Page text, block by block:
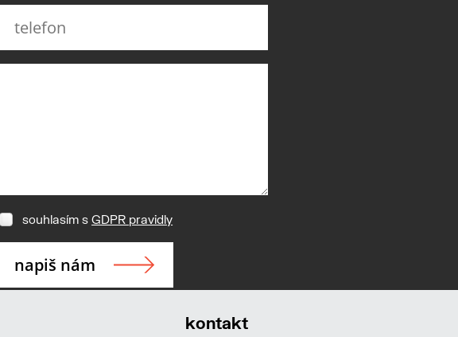
souhlasím sGDPR pravidly
kontakt